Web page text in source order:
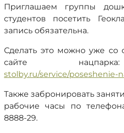
Приглашаем группы
студентов посетить
запись обязательна.
Сделать это можно уже со
сайте
stolby.ru/service/poseshenie-
Также забронировать
рабочие часы по
8888-29.